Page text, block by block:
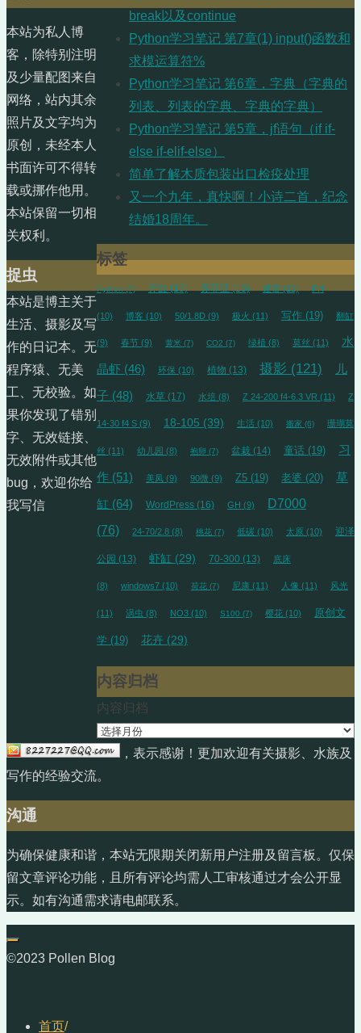
break以及continue
Python学习笔记 第7章(1) input()函数和
求模运算符%
Python学习笔记 第6章，字典（字典的
列表、列表的字典、字典的字典）
Python学习笔记 第5章，jf语句（if if-
else if-elif-else）
简单了解木质包装出口检疫处理
又一个九年，真快啊！小诗二首，纪念
结婚18周年。
标签
Python (7) 开缸 (13) 苏菲亚 (13) 迷螯 (12) PH
(10) 博客 (10) 50/1.8D (9) 极火 (11) 写作 (19) 翻缸
(9) 春节 (9) 黄米 (7) CO2 (7) 绿植 (8) 莫丝 (11) 水
晶虾 (46) 环保 (10) 植物 (13) 摄影 (121) 儿
子 (48) 水草 (17) 水培 (8) Z 24-200 f4-6.3 VR (11) Z
14-30 f4 S (9) 18-105 (39) 生活 (10) 搬家 (6) 珊瑚莫
丝 (11) 幼儿园 (8) 抱卵 (7) 盆栽 (14) 童话 (19) 习
作 (51) 美凤 (9) 90微 (9) Z5 (19) 老婆 (20)
草
缸 (64) WordPress (16) GH (9)
D7000
(76)
24-70/2.8 (8) 桃花 (7) 低碳 (10) 太原 (10) 迎泽
公园 (13) 虾缸 (29) 70-300 (13) 底床
(8) windows7 (10) 荷花 (7) 尼康 (11) 人像 (11) 风光
(11) 涡虫 (8) NO3 (10) S100 (7) 樱花 (10) 原创文
学 (19) 花卉 (29)
内容归档
内容归档
本站为私人博
客，除特别注明
及少量配图来自
网络，站内其余
照片及文字均为
原创，未经本人
书面许可不得转
载或挪作他用。
本站保留一切相
关权利。
捉虫
本站是博主关于
生活、摄影及写
作的日记本。无
程序猿、无美
工、无校验。如
果你发现了错别
字、无效链接、
无效附件或其他
bug，欢迎你给
我写信
，表示感谢！更加欢迎有关摄影、水族及
写作的经验交流。
沟通
为确保健康和谐，本站无限期关闭新用户注册及留言板。仅保
留文章评论功能，且所有评论均需人工审核通过才会公开显
示。如有沟通需求请电邮联系。
©2023 Pollen Blog
首页/